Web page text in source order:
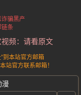
骗黑产
链条
频：请看原文
到本站官方邮箱
站官方联系邮箱！
漫